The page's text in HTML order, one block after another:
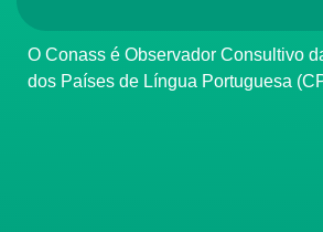
O Conass é Observador Consultivo da Comunidade
dos Países de Língua Portuguesa